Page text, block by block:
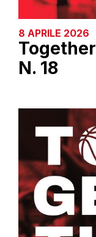
8 APRILE 2026
N. 18